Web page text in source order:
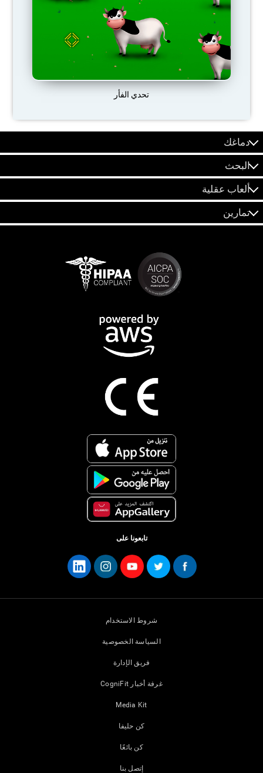
تحدي الفأر
دماغك
البحث
ألعاب عقلية
تمارين
تابعونا على
شروط الاستخدام
السياسة الخصوصية
فريق الإدارة
غرفة أخبار CogniFit
Media Kit
كن حليفا
كن بائعًا
إتصل بنا